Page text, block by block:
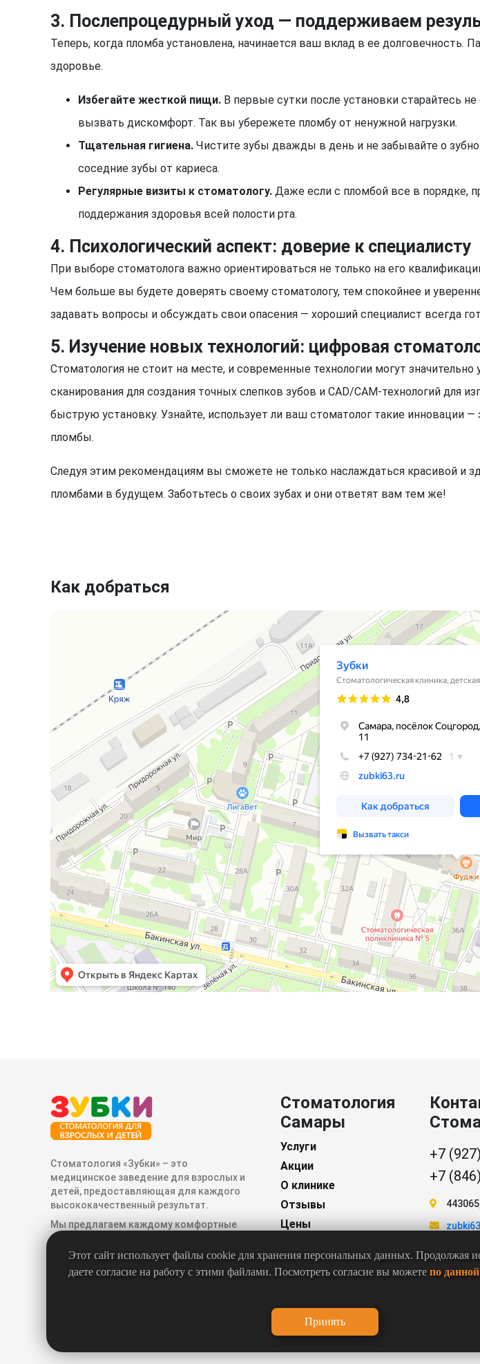
3. Послепроцедурный уход — поддерживаем
Теперь, когда пломба установлена, начинается ваш вклад в ее
здоровье.
Избегайте жесткой пищи. В первые сутки после установки старайтесь
вызвать дискомфорт. Так вы убережете пломбу от ненужной нагрузки.
Тщательная гигиена. Чистите зубы дважды в день и не забывайте о
соседние зубы от кариеса.
Регулярные визиты к стоматологу. Даже если с пломбой все в порядке,
поддержания здоровья всей полости рта.
4. Психологический аспект: доверие к специалисту
При выборе стоматолога важно ориентироваться не только на его
Чем больше вы будете доверять своему стоматологу, тем спокойнее и
задавать вопросы и обсуждать свои опасения — хороший специалист всегда
5. Изучение новых технологий: цифровая
Стоматология не стоит на месте, и современные технологии могут
сканирования для создания точных слепков зубов и CAD/CAM-технологий для
быструю установку. Узнайте, использует ли ваш стоматолог такие
пломбы.
Следуя этим рекомендациям вы сможете не только наслаждаться красивой и
пломбами в будущем. Заботьтесь о своих зубах и они ответят вам тем же!
Как добраться
Стоматология «Зубки» – это
медицинское заведение для взрослых и
детей, предоставляющая для каждого
высококачественный результат.
Мы предлагаем каждому комфортные
условия лечения по выгодной
стоимости.
Стоматология
Самары
Услуги
Акции
О клинике
Отзывы
Цены
Помощь
Статьи
+7
+7
443065
Сб-Вс
Этот сайт использует файлы cookie для хранения персональных данных. Продолжая
даете согласие на работу с этими файлами. Посмотреть согласие вы можетепо